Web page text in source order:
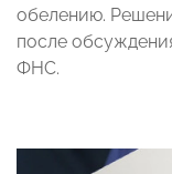
обелению.
после
ФНС.